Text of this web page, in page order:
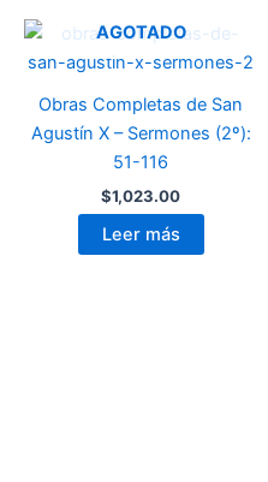
AGOTADO
Obras Completas de San
Agustín X – Sermones (2º):
51-116
$1,023.00
Leer más